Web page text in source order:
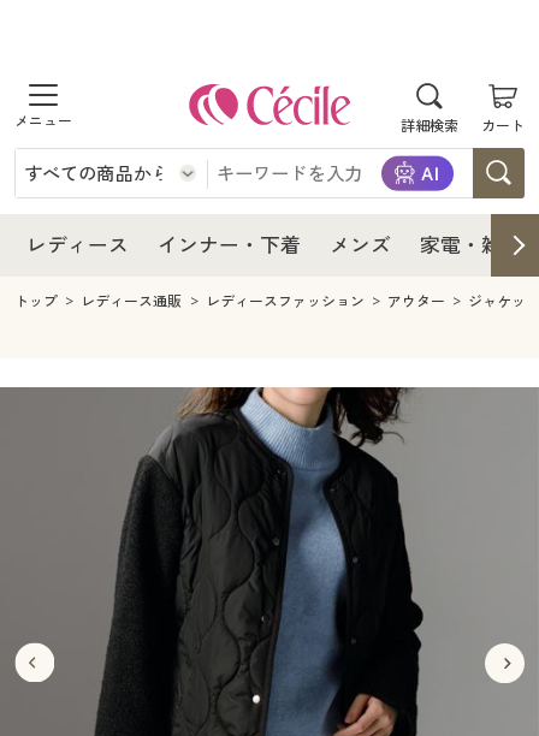
詳細検索 カート
商品を探す
レディース
レディースファッション
インナー・下着
インナー・下着通販すべて
ジュニア・ティーンズ下着
メンズ
メンズファッション
家電・雑貨すべて
キッチン・雑貨・日用品
寝具・インテリア・家具
寝具・インテリア・家具通販すべて
家具・収納
寝具・ベッド
カーテン・ラグ・ファブリック
美容・健康通販すべて
美容・健康・サプリメント
制服・スクール
制服・スクールすべて
制服・学生服
大きいサイズ
大きいサイズ通販すべて
バーゲン
レディース インナー・下着 メンズ 家電・雑貨
レディース
レディース通販すべて
レディースファッション
インナー・下着
インナー・下着通販すべて
ジュニア・ティーンズ下着
メンズ
キッチン・雑貨・日用品
寝具・インテリア・家具通販すべて
寝具・ベッド
カーテン・ラグ・ファブリック
美容・健康通販すべて
美容・健康・サプリメント
制服・スクール
制服・スクールすべて
制服・学生服
ジュニア・ティーンズ下着
大きいサイズ
大きいサイズ通販すべて
大きいサイズ レディース服
バーゲンセール
詳細検索
トップ レディース通販 レディースファッション アウター ジャケッ